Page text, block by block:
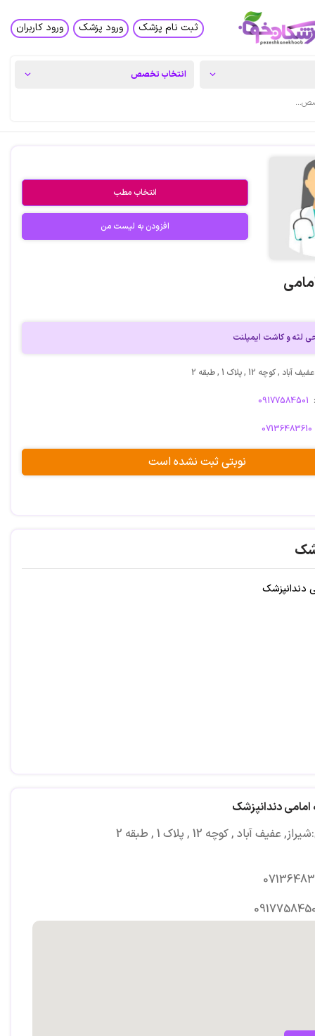
ثبت نام پزشک ورود پزشک ورود کاربران
انتخاب مطب
افزودن به لیست من
و کاشت ایمپلنت
, کوچه 12 , پلاک 1 , طبقه 2
09177584501
07136483610
نوبتی ثبت نشده است
دندانپزشک
امامی دندانپزشک
عفیف آباد , کوچه 12 , پلاک 1 , طبقه 2